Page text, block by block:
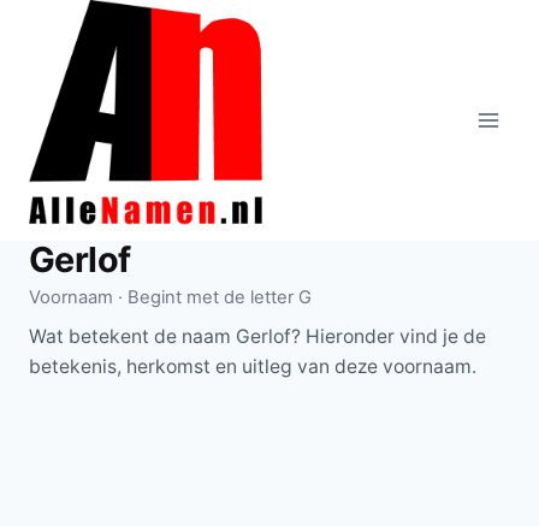
Doorgaan
inhoud
Gerlof
Voornaam · Begint met de letter G
Wat betekent de naam Gerlof? Hieronder vind je de
betekenis, herkomst en uitleg van deze voornaam.